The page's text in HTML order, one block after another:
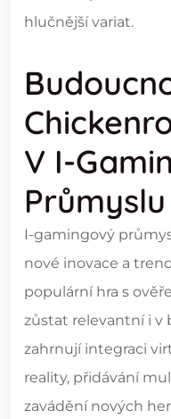
hlučnější variat.
V I-
Průmyslu
I-gamingový
nové inovace a
populární hra s
zůstat relevantní i v
zahrnují integraci
reality, přidávání
zavádění nových